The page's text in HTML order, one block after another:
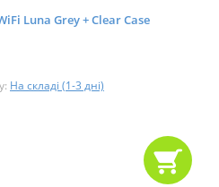
Luna Grey + Clear Case
На складі (1-3 дні)